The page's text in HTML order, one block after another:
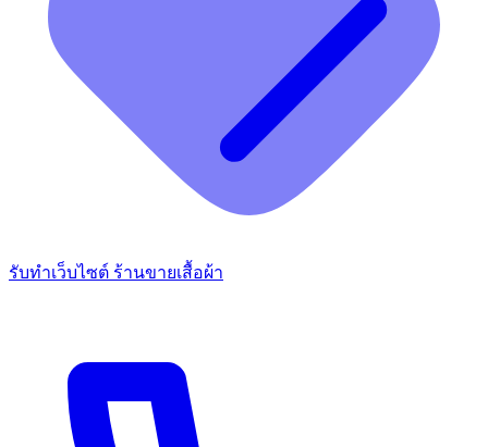
รับทำเว็บไซต์ ร้านขายเสื้อผ้า